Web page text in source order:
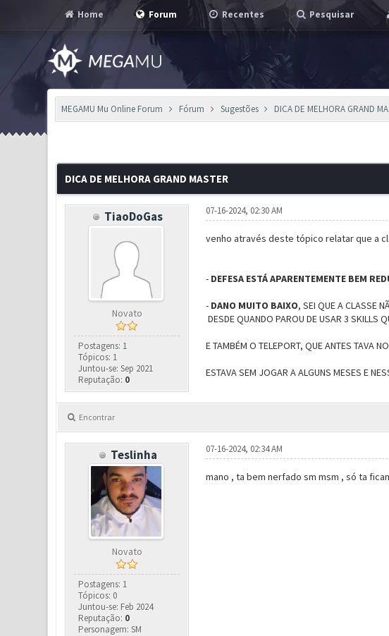
Home Forum Recentes Pesquisar
MEGAMU Mu Online Forum Fórum Sugestões DICA DE MELHORA GRAND
DICA DE MELHORA GRAND MASTER
TiaoDoGas
Novato
Postagens: 1
Tópicos: 1
Juntou-se: Sep 2021
Reputação: 0
07-16-2024, 02:30 AM
venho através deste tópico relatar que a
- DEFESA ESTÁ APARENTEMENTE BEM
- DANO MUITO BAIXO, SEI QUE A CLASSE
DESDE QUANDO PAROU DE USAR 3 SKILLS
E TAMBÉM O TELEPORT, QUE ANTES TAVA
ESTAVA SEM JOGAR A ALGUNS MESES E
Encontrar
Teslinha
Novato
Postagens: 1
Tópicos: 0
Juntou-se: Feb 2024
Reputação: 0
Personagem: SM
07-16-2024, 02:34 AM
mano , ta bem nerfado sm msm , só ta